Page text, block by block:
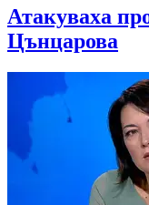
Атакуваха
Цънцарова